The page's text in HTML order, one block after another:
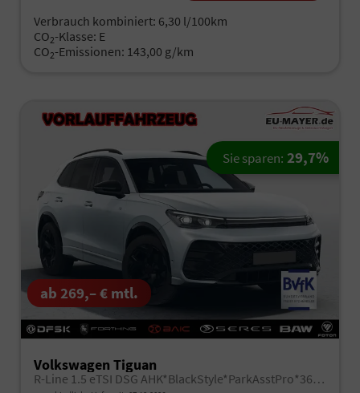
Verbrauch kombiniert: 6,30 l/100km
CO2-Klasse: E
CO2-Emissionen: 143,00 g/km
ab 269,– € mtl.
Volkswagen Tiguan
R-Line 1.5 eTSI DSG AHK*BlackStyle*ParkAsstPro*360° Kamera*Android Auto*Navi*SHZ*Matrix*HUD
Sie sparen: 29,7%